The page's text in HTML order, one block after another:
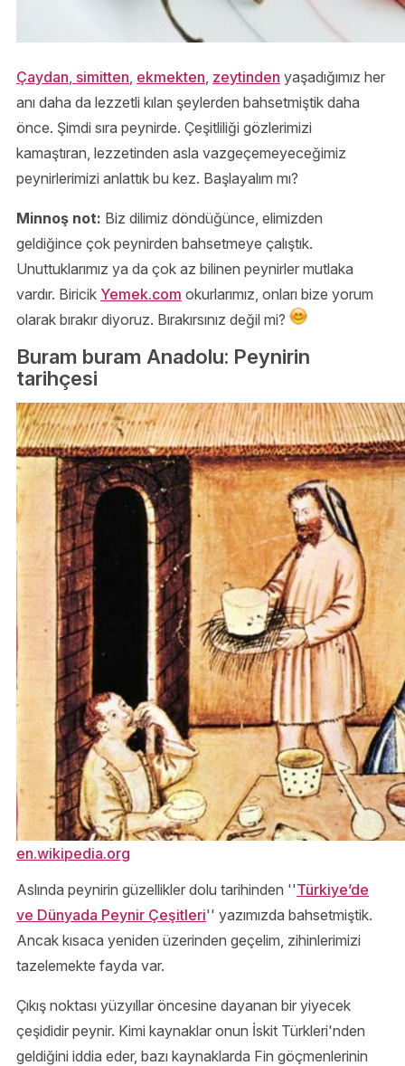
Çaydan simitten ekmekten zeytinden yaşadığımız her
anı daha da lezzetli kılan şeylerden bahsetmiştik daha
önce. Şimdi sıra peynirde. Çeşitliliği gözlerimizi
kamaştıran, lezzetinden asla vazgeçemeyeceğimiz
peynirlerimizi anlattık bu kez. Başlayalım mı?
Minnoş not: Biz dilimiz döndüğünce, elimizden
geldiğince çok peynirden bahsetmeye çalıştık.
Unuttuklarımız ya da çok az bilinen peynirler mutlaka
vardır. Biricik Yemek.com okurlarımız, onları bize yorum
olarak bırakır diyoruz. Bırakırsınız değil mi?
Buram buram Anadolu: Peynirin
tarihçesi
en.wikipedia.org
Aslında peynirin güzellikler dolu tarihinden ''Türkiye’de
ve Dünyada Peynir Çeşitleri'' yazımızda bahsetmiştik.
Ancak kısaca yeniden üzerinden geçelim, zihinlerimizi
tazelemekte fayda var.
Çıkış noktası yüzyıllar öncesine dayanan bir yiyecek
çeşididir peynir. Kimi kaynaklar onun İskit Türkleri'nden
geldiğini iddia eder, bazı kaynaklarda Fin göçmenlerinin